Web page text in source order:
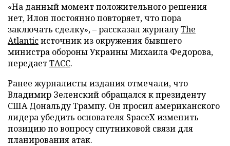
«На данный момент положительного решения
нет, Илон постоянно повторяет, что пора
заключать сделку», – рассказал журналуThe
Atlanticисточник из окружения бывшего
министра обороны Украины Михаила Федорова,
передаетТАСС.
Ранее журналисты издания отмечали, что
Владимир Зеленский обращался к президенту
США Дональду Трампу. Он просил американского
лидера убедить основателя SpaceX изменить
позицию по вопросу спутниковой связи для
планирования атак.